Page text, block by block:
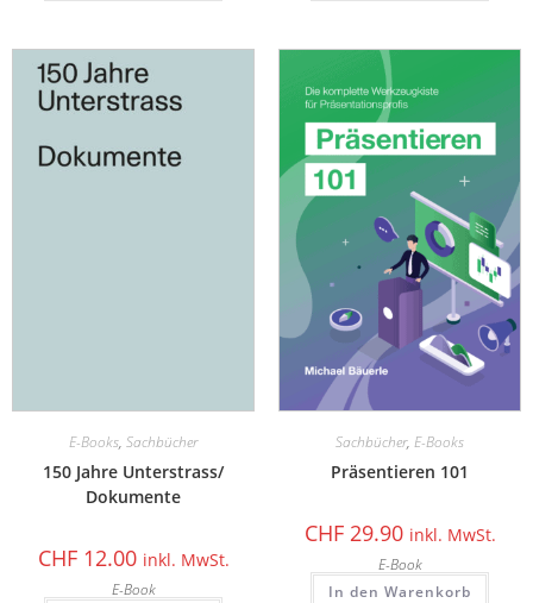
E-Books, Sachbücher
150 Jahre Unterstrass/
Dokumente
CHF12.00 inkl. MwSt.
E-Book
Sachbücher, E-Books
Präsentieren 101
CHF29.90 inkl. MwSt.
E-Book
In den Warenkorb